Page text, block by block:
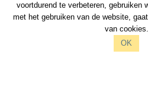
voortdurend te verbeteren, gebruiken
met het gebruiken van de website,
van cookies.
OK